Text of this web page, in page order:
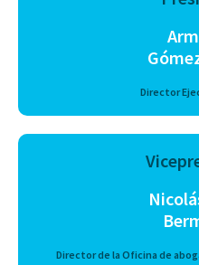
Director
Director de la Oficina de